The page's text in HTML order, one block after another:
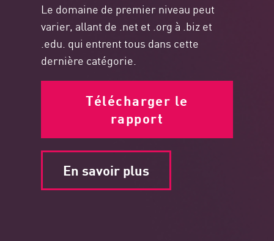
Le domaine de premier niveau peut
varier, allant de .net et .org à .biz et
.edu. qui entrent tous dans cette
dernière catégorie.
Télécharger le
rapport
En savoir plus